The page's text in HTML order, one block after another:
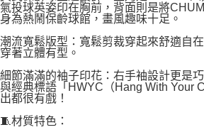
氣投球英姿印在胸前，背面則是將
身為熱鬧保齡球館，畫風趣味十足。
潮流寬鬆版型：寬鬆剪裁穿起來舒適自
穿著立體有型。
細節滿滿的袖子印花：右手袖設計更是
與經典標語「HWYC（Hang With Your
出都很有戲！
🧵材質特色：